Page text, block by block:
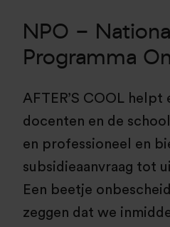
NPO -
Programma
AFTER’S COOL
docenten en de
en professioneel en
subsidieaanvraag tot
Een beetje
zeggen dat we